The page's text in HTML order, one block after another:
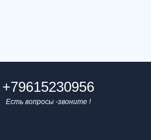
+79615230956
Есть вопросы -звоните !